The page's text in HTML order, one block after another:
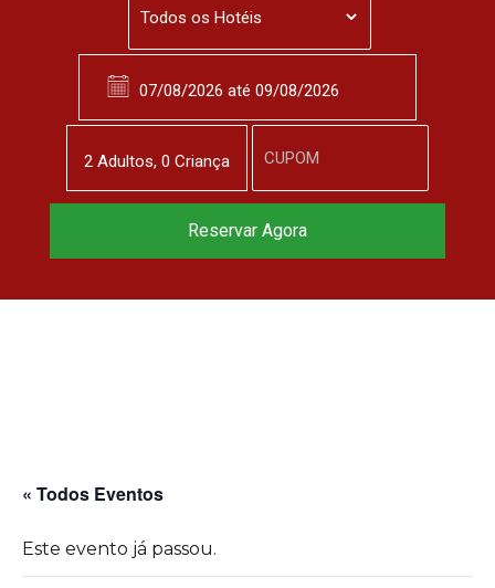
« Todos Eventos
Este evento já passou.
2 Adultos, 0 Criança
Reservar Agora